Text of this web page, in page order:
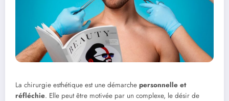
La chirurgie esthétique est une démarche personnelle et
réfléchie. Elle peut être motivée par un complexe, le désir de